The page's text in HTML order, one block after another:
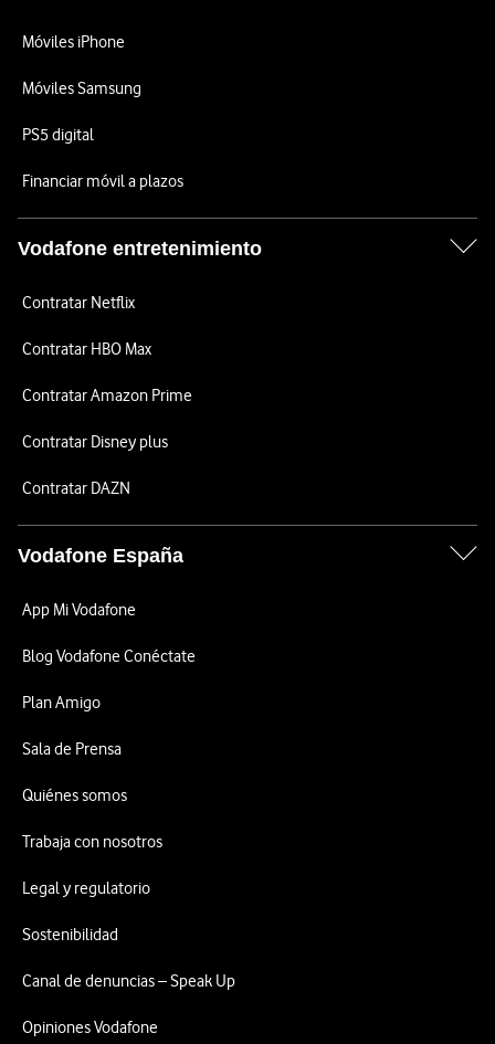
Móviles iPhone
Móviles Samsung
PS5 digital
Financiar móvil a plazos
Vodafone entretenimiento
Contratar Netflix
Contratar HBO Max
Contratar Amazon Prime
Contratar Disney plus
Contratar DAZN
Vodafone España
App Mi Vodafone
Blog Vodafone Conéctate
Plan Amigo
Sala de Prensa
Quiénes somos
Trabaja con nosotros
Legal y regulatorio
Sostenibilidad
Canal de denuncias – Speak Up
Opiniones Vodafone